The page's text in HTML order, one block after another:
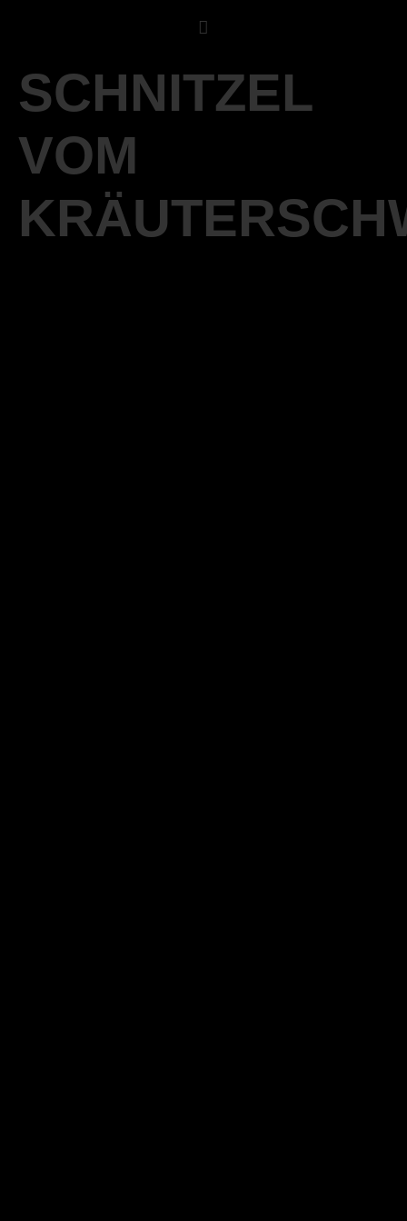
SCHNITZEL
VOM